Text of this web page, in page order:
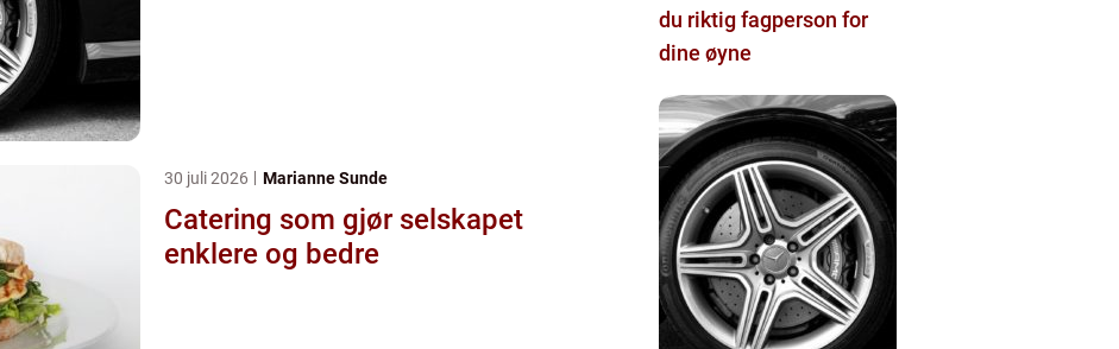
30 juli 2026 Marianne Sunde
Catering som gjør selskapet
enklere og bedre
du riktig fagperson for
dine øyne